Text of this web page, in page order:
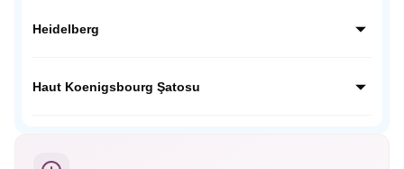
hava müzesidir.
Kaysersberg, taş sokakları, çiçekli evleri ve tarihi
gibidir.
Heidelberg
Çağdan kalma tarihi yapılarıyla masalsı bir güzelliğe sahip;
Haut Koenigsbourg Şatosu
kullanılan aletler, silahlar, cephanelikler, imparatorların